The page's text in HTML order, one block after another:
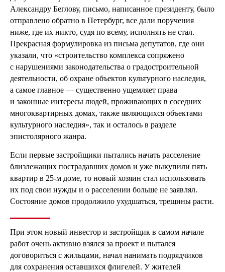
Александру Беглову, письмо, написанное президенту, было
отправлено обратно в Петербург, все дали поручения
ниже, где их никто, судя по всему, исполнять не стал.
Прекрасная формулировка из письма депутатов, где они
указали, что «строительство комплекса сопряжено
с нарушениями законодательства о градостроительной
деятельности, об охране объектов культурного наследия,
а самое главное — существенно ущемляет права
и законные интересы людей, проживающих в соседних
многоквартирных домах, также являющихся объектами
культурного наследия», так и осталось в разделе
эпистолярного жанра.
Если первые застройщики пытались начать расселение
близлежащих пострадавших домов и уже выкупили пять
квартир в 25-м доме, то новый хозяин стал использовать
их под свои нужды и о расселении больше не заявлял.
Состояние домов продолжило ухудшаться, трещины расти.
При этом новый инвестор и застройщик в самом начале
работ очень активно взялся за проект и пытался
договориться с жильцами, начал нанимать подрядчиков
для сохранения оставшихся флигелей. У жителей